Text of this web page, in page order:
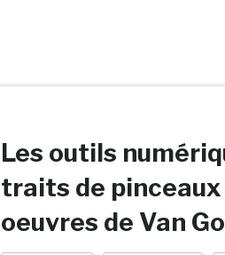
Les outils
traits de
oeuvres de Van